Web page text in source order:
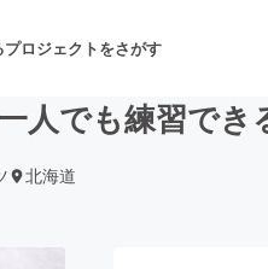
プロジェクトをさがす
人でも練習で
北海道